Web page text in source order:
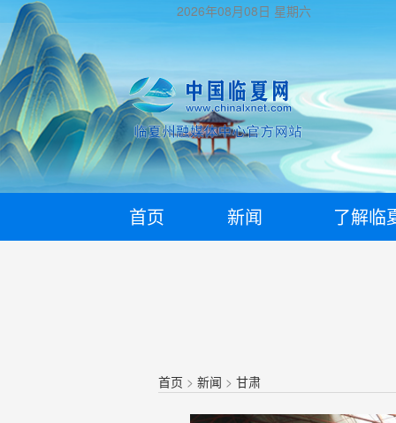
2026年08月08日 星期六
首页 新闻 了解临
首页 >新闻 >甘肃